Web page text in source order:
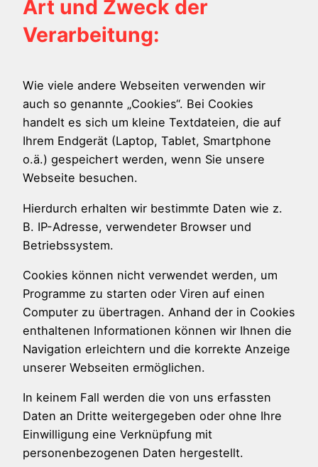
Art und Zweck der
Verarbeitung:
Wie viele andere Webseiten verwenden wir
auch so genannte „Cookies“. Bei Cookies
handelt es sich um kleine Textdateien, die auf
Ihrem Endgerät (Laptop, Tablet, Smartphone
o.ä.) gespeichert werden, wenn Sie unsere
Webseite besuchen.
Hierdurch erhalten wir bestimmte Daten wie z.
B. IP-Adresse, verwendeter Browser und
Betriebssystem.
Cookies können nicht verwendet werden, um
Programme zu starten oder Viren auf einen
Computer zu übertragen. Anhand der in Cookies
enthaltenen Informationen können wir Ihnen die
Navigation erleichtern und die korrekte Anzeige
unserer Webseiten ermöglichen.
In keinem Fall werden die von uns erfassten
Daten an Dritte weitergegeben oder ohne Ihre
Einwilligung eine Verknüpfung mit
personenbezogenen Daten hergestellt.